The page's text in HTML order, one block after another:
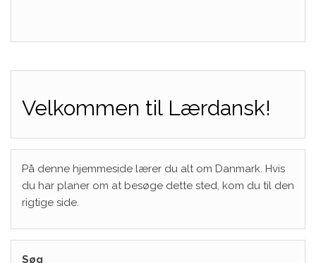
Velkommen til Lærdansk!
På denne hjemmeside lærer du alt om Danmark. Hvis
du har planer om at besøge dette sted, kom du til den
rigtige side.
Søg